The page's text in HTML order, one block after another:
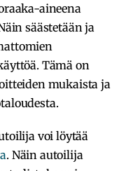
aineena
säästetään ja
Tämä on
mukaista ja
voi löytää
. Näin autoilija